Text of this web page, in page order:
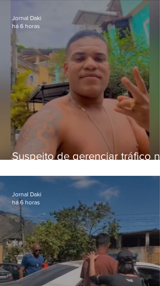
crianças
Suspeito de gerenciar tráfico na
foragido
Jornal Daki
há 6 horas
Jornal Daki
há 6 horas